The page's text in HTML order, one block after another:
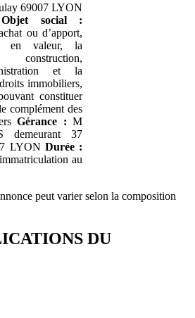
69007 LYON
Objet social :
ou d’apport,
en valeur, la
et la
immobiliers,
constituer
complément des
Gérance : M
demeurant 37
LYON Durée :
au
peut varier selon la composition
DU